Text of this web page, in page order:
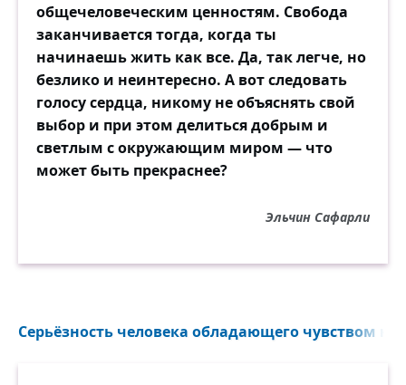
общечеловеческим ценностям. Свобода
заканчивается тогда, когда ты
начинаешь жить как все. Да, так легче, но
безлико и неинтересно. А вот следовать
голосу сердца, никому не объяснять свой
выбор и при этом делиться добрым и
светлым с окружающим миром — что
может быть прекраснее?
Эльчин Сафарли
Серьёзность человека обладающего чувством